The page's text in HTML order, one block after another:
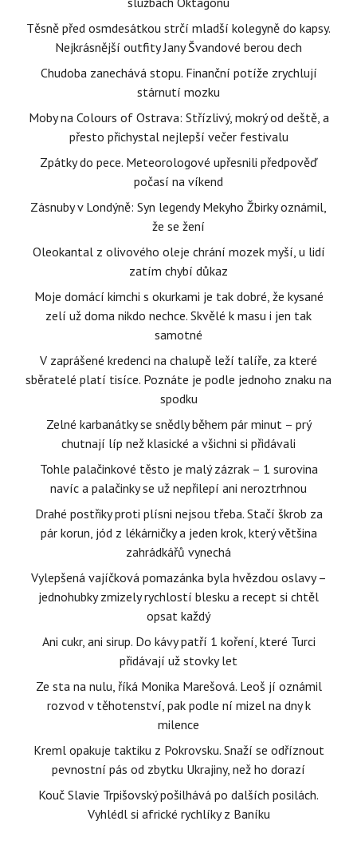
Těsně před osmdesátkou strčí mladší kolegyně do kapsy.
Nejkrásnější outfity Jany Švandové berou dech
Chudoba zanechává stopu. Finanční potíže zrychlují
stárnutí mozku
Moby na Colours of Ostrava: Střízlivý, mokrý od deště, a
přesto přichystal nejlepší večer festivalu
Zpátky do pece. Meteorologové upřesnili předpověď
počasí na víkend
Zásnuby v Londýně: Syn legendy Mekyho Žbirky oznámil,
že se žení
Oleokantal z olivového oleje chrání mozek myší, u lidí
zatím chybí důkaz
Moje domácí kimchi s okurkami je tak dobré, že kysané
zelí už doma nikdo nechce. Skvělé k masu i jen tak
samotné
V zaprášené kredenci na chalupě leží talíře, za které
sběratelé platí tisíce. Poznáte je podle jednoho znaku na
spodku
Zelné karbanátky se snědly během pár minut – prý
chutnají líp než klasické a všichni si přidávali
Tohle palačinkové těsto je malý zázrak – 1 surovina
navíc a palačinky se už nepřilepí ani neroztrhnou
Drahé postřiky proti plísni nejsou třeba. Stačí škrob za
pár korun, jód z lékárničky a jeden krok, který většina
zahrádkářů vynechá
Vylepšená vajíčková pomazánka byla hvězdou oslavy –
jednohubky zmizely rychlostí blesku a recept si chtěl
opsat každý
Ani cukr, ani sirup. Do kávy patří 1 koření, které Turci
přidávají už stovky let
Ze sta na nulu, říká Monika Marešová. Leoš jí oznámil
rozvod v těhotenství, pak podle ní mizel na dny k
milence
Kreml opakuje taktiku z Pokrovsku. Snaží se odříznout
pevnostní pás od zbytku Ukrajiny, než ho dorazí
Kouč Slavie Trpišovský pošilhává po dalších posilách.
Vyhlédl si africké rychlíky z Baníku